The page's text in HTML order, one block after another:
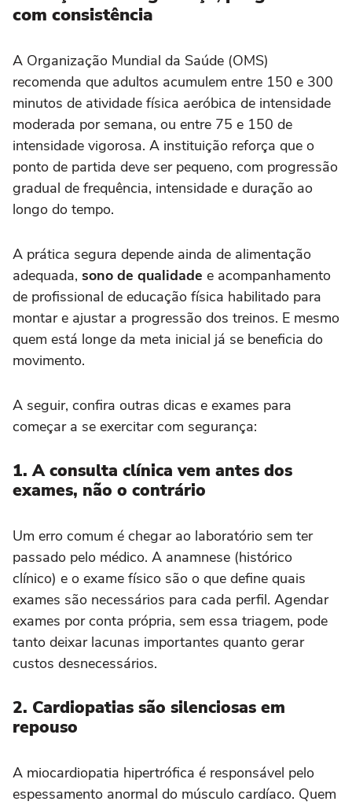
com consistência
A Organização Mundial da Saúde (OMS)
recomenda que adultos acumulem entre 150 e 300
minutos de atividade física aeróbica de intensidade
moderada por semana, ou entre 75 e 150 de
intensidade vigorosa. A instituição reforça que o
ponto de partida deve ser pequeno, com progressão
gradual de frequência, intensidade e duração ao
longo do tempo.
A prática segura depende ainda de alimentação
adequada, sono de qualidade e acompanhamento
de profissional de educação física habilitado para
montar e ajustar a progressão dos treinos. E mesmo
quem está longe da meta inicial já se beneficia do
movimento.
A seguir, confira outras dicas e exames para
começar a se exercitar com segurança:
1. A consulta clínica vem antes dos
exames, não o contrário
Um erro comum é chegar ao laboratório sem ter
passado pelo médico. A anamnese (histórico
clínico) e o exame físico são o que define quais
exames são necessários para cada perfil. Agendar
exames por conta própria, sem essa triagem, pode
tanto deixar lacunas importantes quanto gerar
custos desnecessários.
2. Cardiopatias são silenciosas em
repouso
A miocardiopatia hipertrófica é responsável pelo
espessamento anormal do músculo cardíaco. Quem